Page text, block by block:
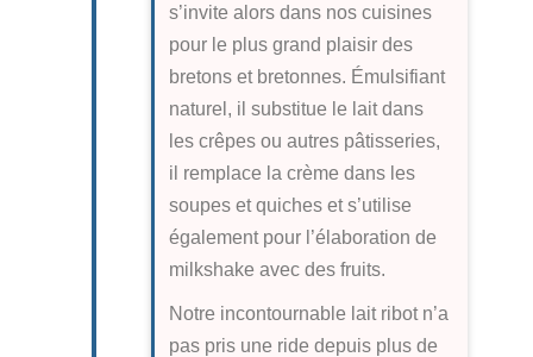
s’invite alors dans nos cuisines
pour le plus grand plaisir des
bretons et bretonnes. Émulsifiant
naturel, il substitue le lait dans
les crêpes ou autres pâtisseries,
il remplace la crème dans les
soupes et quiches et s’utilise
également pour l’élaboration de
milkshake avec des fruits.
Notre incontournable lait ribot n’a
pas pris une ride depuis plus de